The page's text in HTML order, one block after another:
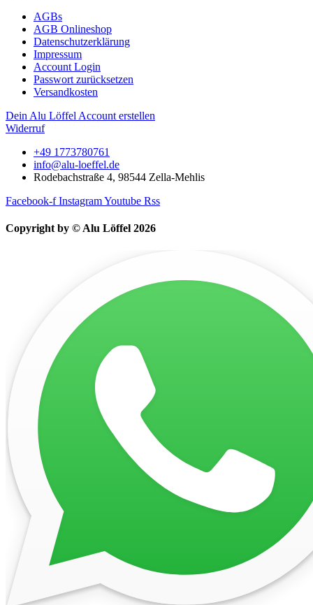
AGBs
AGB Onlineshop
Datenschutzerklärung
Impressum
Account Login
Passwort zurücksetzen
Versandkosten
Dein Alu Löffel Account erstellen
Widerruf
+49 1773780761
info@alu-loeffel.de
Rodebachstraße 4, 98544 Zella-Mehlis
Facebook-f InstagramYoutube Rss
Copyright by © Alu Löffel 2026